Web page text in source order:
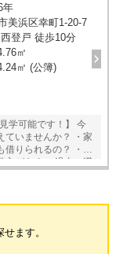
年
美浜区幸町1-20-7
登戸 徒歩10分
㎡
㎡ (公簿)
可能です！】 今
ていませんか？ ・家
借りられるの？ ・転
入がある ・過去の滞
。 不動産も
をもとに「一度き
産会社へと。 弊
できない価値のあ
ます。